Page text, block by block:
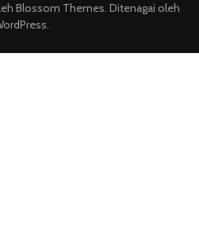
Blossom Themes. Ditenagai oleh
.